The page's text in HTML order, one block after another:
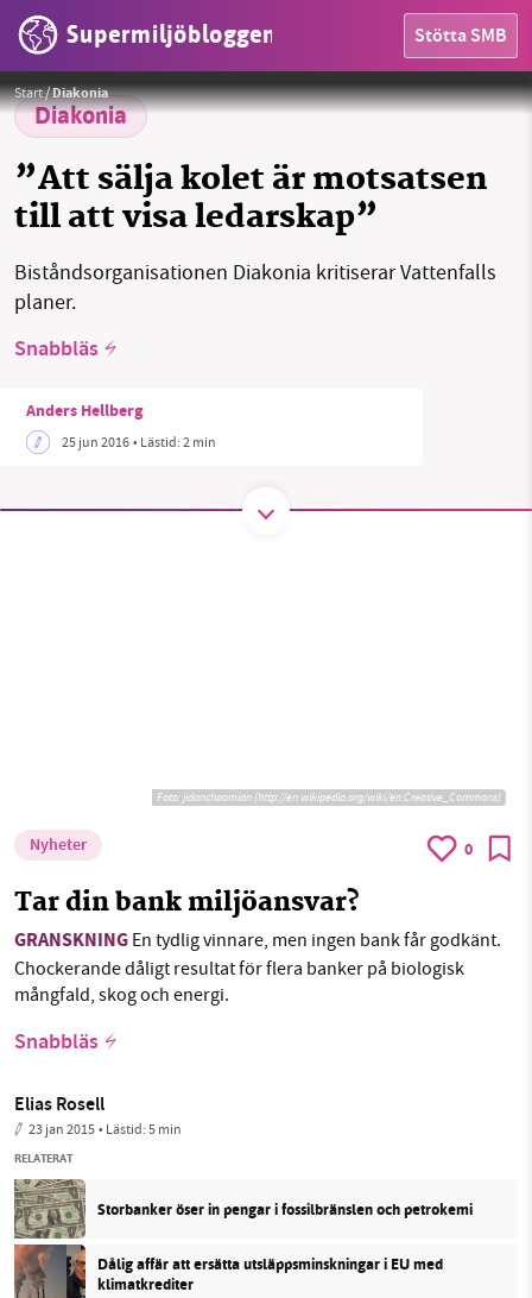
Supermiljöbloggen Stötta SMB
HEM
MILJÖFAKTA
OM OSS
Facebook
Start/Diakonia
Diakonia
”Att sälja kolet är motsatsen
till att visa ledarskap”
Biståndsorganisationen Diakonia kritiserar Vattenfalls
planer.
Snabbläs
Anders Hellberg
25 jun 2016• Lästid:2 min
Foto:Greenpeace
Foto:jidanchaomian (http://en.wikipedia.org/wiki/en:Creative_Commons)
Nyheter 0
Tar din bank miljöansvar?
GRANSKNING En tydlig vinnare, men ingen bank får godkänt.
Chockerande dåligt resultat för flera banker på biologisk
mångfald, skog och energi.
Snabbläs
Elias Rosell
23 jan 2015• Lästid:5 min
RELATERAT
Storbanker öser in pengar i fossilbränslen och petrokemi
Dålig affär att ersätta utsläppsminskningar i EU med
klimatkrediter
Stötta vårt arbete genom att swisha en slant till
1231368703
Läs vad vi vill göra